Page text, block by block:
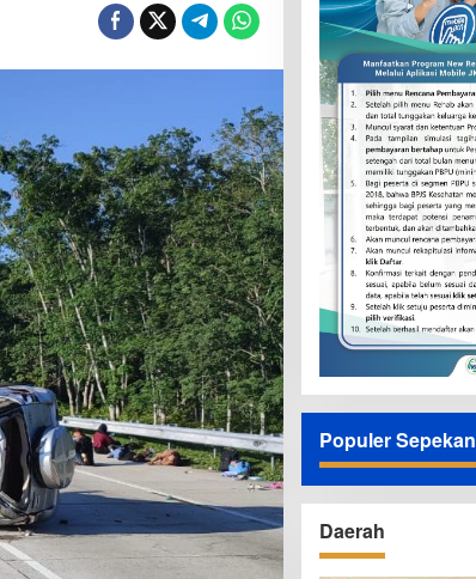
Populer Sepekan
Daerah